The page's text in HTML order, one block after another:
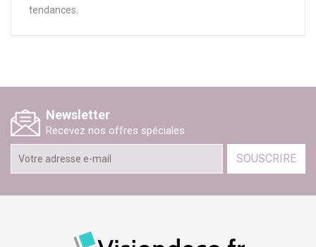
tendances.
Newsletter
Recevez nos offres spéciales
SOUSCRIRE